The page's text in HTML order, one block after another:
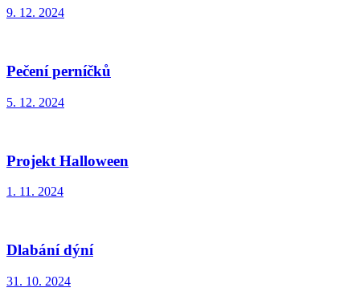
9. 12. 2024
Pečení perníčků
5. 12. 2024
Projekt Halloween
1. 11. 2024
Dlabání dýní
31. 10. 2024